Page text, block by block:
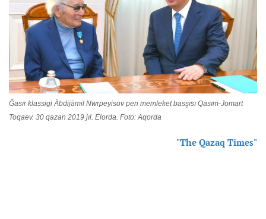
Ğasır klassigi Äbdijämil Nwrpeyisov pen memleket basşısı Qasım-Jomart
Toqaev. 30 qazan 2019 jıl. Elorda. Foto: Aqorda
"The Qazaq Times"